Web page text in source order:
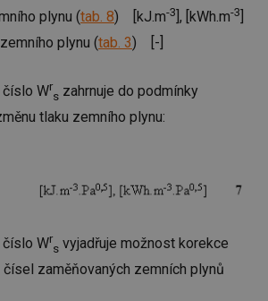
plynu (tab. 8) [kJ.m-3 ], [kWh.m-3
plynu (tab. 3) [-]
číslo Wr
s zahrnuje do podmínky
tlaku zemního plynu:
číslo Wr
s vyjadřuje možnost korekce
zaměňovaných zemních plynů